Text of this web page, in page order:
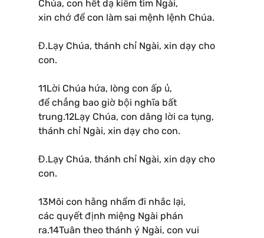
Chúa, con hết dạ kiếm tìm Ngài,
xin chớ để con làm sai mệnh lệnh Chúa.
Đ.Lạy Chúa, thánh chỉ Ngài, xin dạy cho
con.
11Lời Chúa hứa, lòng con ấp ủ,
để chẳng bao giờ bội nghĩa bất
trung.12Lạy Chúa, con dâng lời ca tụng,
thánh chỉ Ngài, xin dạy cho con.
Đ.Lạy Chúa, thánh chỉ Ngài, xin dạy cho
con.
13Môi con hằng nhẩm đi nhắc lại,
các quyết định miệng Ngài phán
ra.14Tuân theo thánh ý Ngài, con vui